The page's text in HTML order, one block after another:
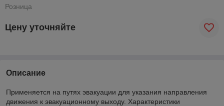
Розница
Цену уточняйте
Описание
Применяется на путях эвакуации для указания направления
движения к эвакуационному выходу. Характеристики